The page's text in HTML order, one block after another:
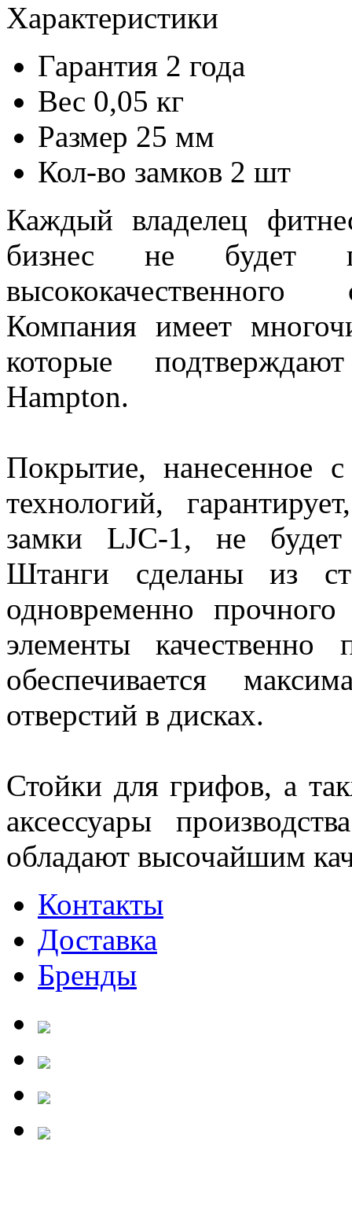
Характеристики
Гарантия 2 года
Вес 0,05 кг
Размер 25 мм
Кол-во замков 2 шт
Каждый владелец
бизнес не будет
высококачественного
Компания имеет
которые
Hampton.
Покрытие, нанесенное
технологий,
замки LJC-1, не будет
Штанги сделаны из
одновременно
элементы качественно
обеспечивается
отверстий в дисках.
Стойки для грифов, а
аксессуары
обладают высочайшим
Контакты
Доставка
Бренды